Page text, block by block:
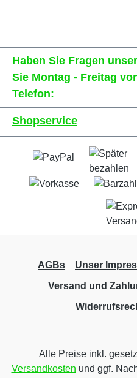
Haben Sie Fragen
Sie Montag - Freitag
Telefon:
Shopservice
AGBs Unser
Versand und
Alle Preise inkl.
Versandkosten und ggf.